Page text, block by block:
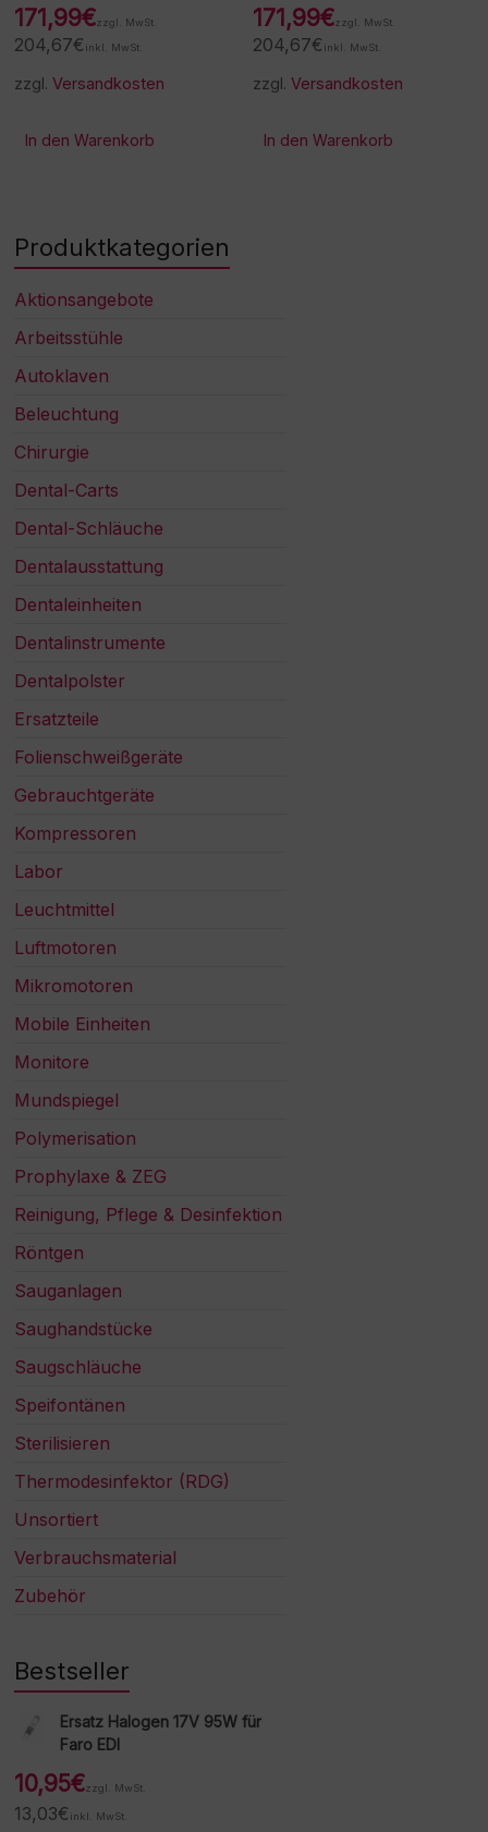
171,99€zzgl. MwSt.
204,67€ inkl. MwSt.
zzgl.Versandkosten
In den Warenkorb
171,99€zzgl. MwSt.
204,67€ inkl. MwSt.
zzgl.Versandkosten
In den Warenkorb
Produktkategorien
Aktionsangebote
Arbeitsstühle
Autoklaven
Beleuchtung
Chirurgie
Dental-Carts
Dental-Schläuche
Dentalausstattung
Dentaleinheiten
Dentalinstrumente
Dentalpolster
Ersatzteile
Folienschweißgeräte
Gebrauchtgeräte
Kompressoren
Labor
Leuchtmittel
Luftmotoren
Mikromotoren
Mobile Einheiten
Monitore
Mundspiegel
Polymerisation
Prophylaxe & ZEG
Reinigung, Pflege & Desinfektion
Röntgen
Sauganlagen
Saughandstücke
Saugschläuche
Speifontänen
Sterilisieren
Thermodesinfektor (RDG)
Unsortiert
Verbrauchsmaterial
Zubehör
Bestseller
Ersatz Halogen 17V 95W für
Faro EDI
10,95€zzgl. MwSt.
13,03€ inkl. MwSt.